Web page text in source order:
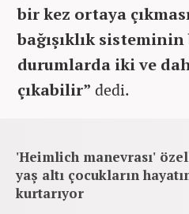
bir kez ortaya
bağışıklık
durumlarda iki ve
çıkabilir” dedi.
'Heimlich manevrası'
yaş altı çocukların
kurtarıyor